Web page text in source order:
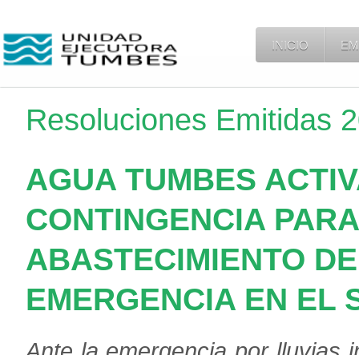
INICIO
Resoluciones Emitidas
AGUA TUMBES
CONTINGENCIA
ABASTECIMIENTO
EMERGENCIA EN EL